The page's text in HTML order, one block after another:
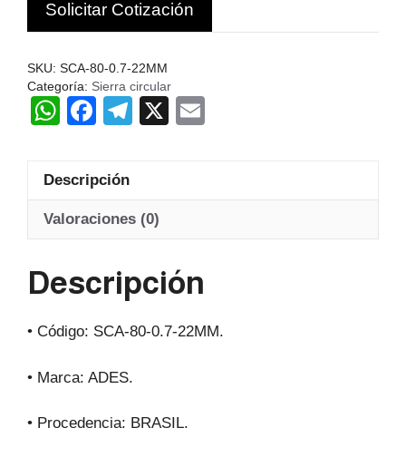
HSS
DIN1838B
Brasil
cantidad
Solicitar Cotización
SKU: SCA-80-0.7-22MM
Categoría: Sierra circular
W
at
s
A
p
F
c
e
b
o
T
gr
a
X
Descripción
Valoraciones (0)
Descripción
• Código: SCA-80-0.7-22MM.
• Marca: ADES.
• Procedencia: BRASIL.